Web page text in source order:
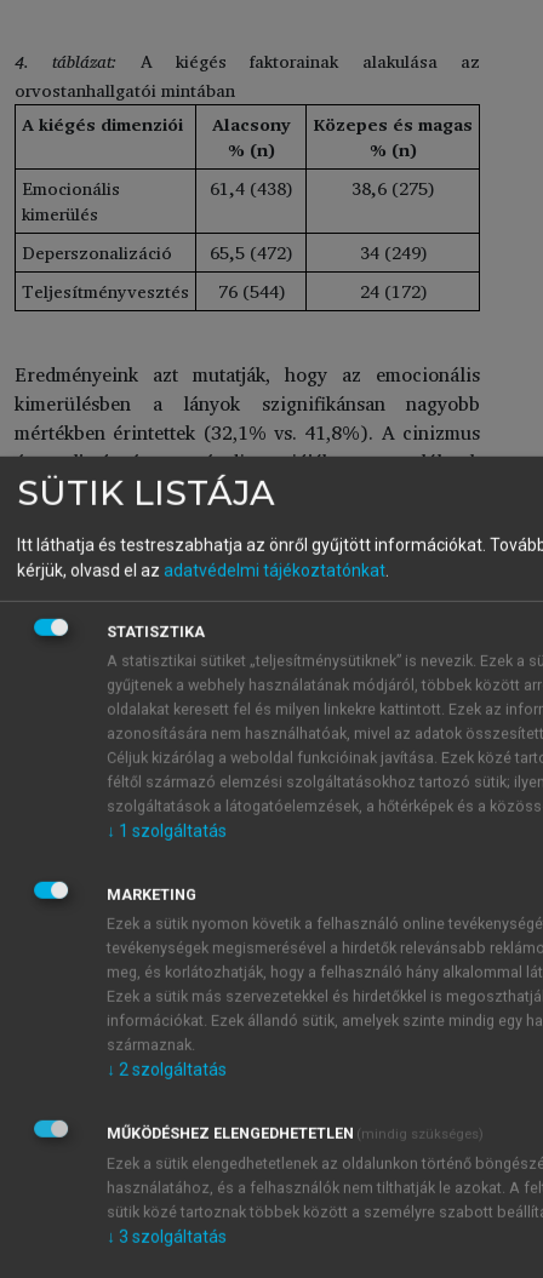
4. táblázat: A kiégés faktorainak alakulása az
orvostanhallgatói mintában
A kiégés dimenziói
Alacsony
% (n)
Közepes és magas
% (n)
Emocionális
kimerülés
61,4 (438) 38,6 (275)
Deperszonalizáció 65,5 (472)
34 (249)
Teljesítményvesztés
76 (544) 24 (172)
Eredményeink azt mutatják, hogy az emocionális
kimerülésben a lányok szignifikánsan nagyobb
mértékben érintettek (32,1% vs. 41,8%). A cinizmus
és a teljesítményvesztés dimenziójában nem találtunk
különbséget az orvostanhallgató fiúk és lányok
teljesítményvesztés alakulása nem mutatott
évfolyamhatást, ugyanakkor a deperszonalizáció
közepes és magas dimenziójában a klinikai
képzésben résztvevők szignifikánsan nagyobb
mértékben érintettek (38,5% vs. 61,5%).
A kiégés nemi összefüggéseiben meglehetősen
ellentmondásos eredményeket mutatnak a különböző
vizsgálatok: míg a kutatások egy része azt sugallja,
hogy a férfiak a deperszonalizációban (Backoviæ
Willcock 2004), míg a nők az emocionális
kimerülésben érintettek inkább, addig más
alakulásában. (Santen 2010
kiégés eredményeinek összehasonlítása azonban sok
metodológiai problémába ütközik az eltérő
mérőeszközök, illetve övezetek (cut-off point)
használata miatt. Ugyancsak nehéz az
összehasonlítás az egyetemek eltérő képzési
rendszere (curriculuma) miatt. Míg az európai
Magyarországon is) 18, illetve 19 éves korban
lépnek be a hallgatók az orvosképzésbe, addig az
Egyesült Államokban, Ausztráliában jellemzően
később, egy BA diploma megszerzése után kezdik a
hallgatók az orvosegyetemet. (
SÜTIK LISTÁJA
Itt láthatja és testreszabhatja az önről gyűjtött információkat.
kérjük, olvasd el az adatvédelmi tájékoztatónkat.
STATISZTIKA
A statisztikai sütiket „teljesítménysütiknek” is nevezik. Ezek a
gyűjtenek a webhely használatának módjáról, többek között
oldalakat keresett fel és milyen linkekre kattintott. Ezek az
azonosítására nem használhatóak, mivel az adatok
Céljuk kizárólag a weboldal funkcióinak javítása. Ezek közé
féltől származó elemzési szolgáltatásokhoz tartozó sütik;
szolgáltatások a látogatóelemzések, a hőtérképek és a
↓ 1 szolgáltatás
MARKETING
Ezek a sütik nyomon követik a felhasználó online
tevékenységek megismerésével a hirdetők relevánsabb
meg, és korlátozhatják, hogy a felhasználó hány alkalommal
Ezek a sütik más szervezetekkel és hirdetőkkel is
információkat. Ezek állandó sütik, amelyek szinte mindig egy
származnak.
↓ 2szolgáltatás
MŰKÖDÉSHEZ ELENGEDHETETLEN (mindig szükséges)
Ezek a sütik elengedhetetlenek az oldalunkon történő
használatához, és a felhasználók nem tilthatják le azokat. A
sütik közé tartoznak többek között a személyre szabott
↓ 3 szolgáltatás